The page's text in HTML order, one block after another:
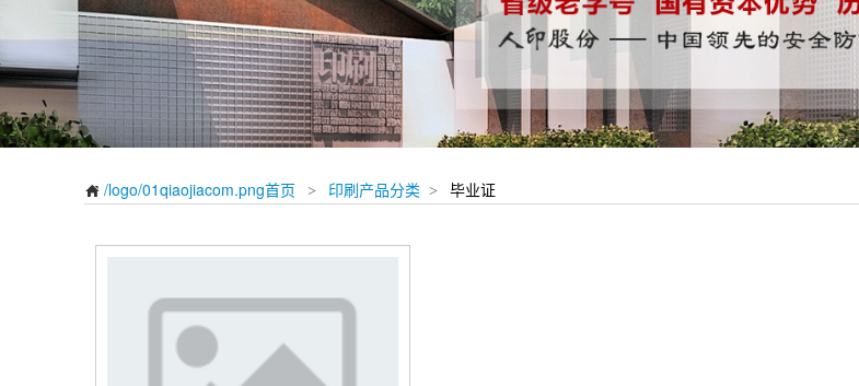
 /logo/01qiaojiacom.png首页 > 印刷产品分类 > 毕业证